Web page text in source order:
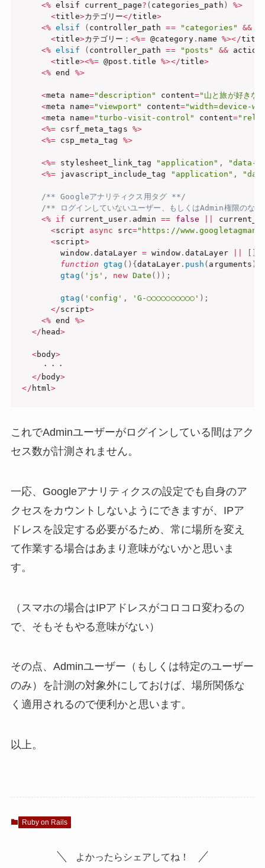
<% elsif current_page? ( categories_path ) %>
<title>カテゴリー</title>
<% elsif ( controller_path == "categories" &&
<title>カテゴリー：<%= @category. name %></title
<% elsif ( controller_path == "posts" &&
<title><%= @post . title %></title>
<% end %>
<meta name="description" content="山と旅が好きな
<meta name="viewport" content="width=device-
<meta name="turbo-visit-control" content=
<%= csrf_meta_tags %>
<%= csp_meta_tag %>
<%= stylesheet_link_tag "application" ,
"data-
<%= javascript_include_tag "application" ,
/** Googleアナリティクス用タグ **/
/** ログインしていないユーザー、もしくはAdmin権限のな
<% if current_user. admin == false
<script async src="https://
<script>
        window
. dataLayer = window. dataLayer
function
gtag ( ) { dataLayer. push ( arguments )
gtag ( 'js' , new Date ( ) ) ;
gtag ( 'config' , 'G-○○○○○○○○○○' ) ;
</script>
<% end %>
</ head>
<body>
    ・・・
</ body>
</ html>
これでAdminユーザーがログインしている間はアク
セス数が計測されません。
一応、Googleアナリティクスの設定でも自身のア
クセスをカウントしないようにできますが、IPア
ドレスを設定する必要がるため、常に場所を変え
て作業する場合はあまり意味がないかと思いま
す。
（スマホの場合はIPアドレスがコロコロ変わるの
で、そもそもやる意味がない）
その点、Adminユーザー（もしくは特定のユーザー
のみ）を計測の対象外にしておけば、場所関係な
く適用されるので便利かと思います。
以上。
Ruby on Rails
よかったらシェアしてね！